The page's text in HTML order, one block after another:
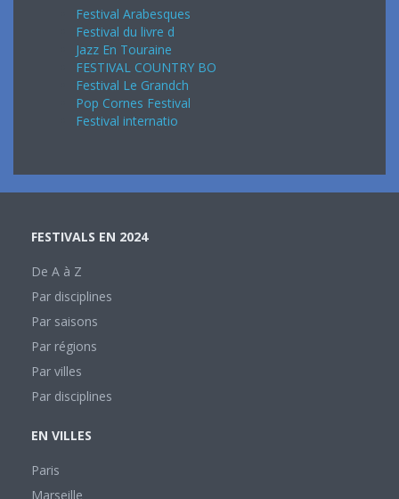
Festival Arabesques
Festival du livre d
Jazz En Touraine
FESTIVAL COUNTRY BO
Festival Le Grandch
Pop Cornes Festival
Festival internatio
FESTIVALS EN 2024
De A à Z
Par disciplines
Par saisons
Par régions
Par villes
Par disciplines
EN VILLES
Paris
Marseille